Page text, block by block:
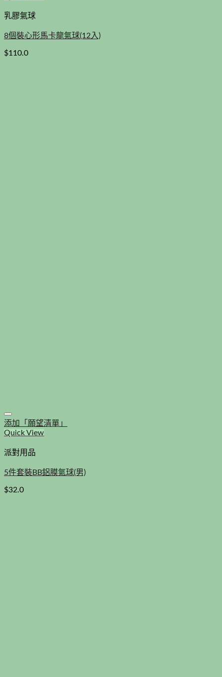
乳膠氣球
8個裝心形馬卡龍氣球(12入)
$110.0
添加「願望清單」
Quick View
派對用品
5件套裝BB鋁膜氣球(男)
$32.0